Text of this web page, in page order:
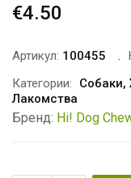
€4.50
Артикул: 100455
Категории:
Собаки,
Лакомства
Бренд: Hi! Dog